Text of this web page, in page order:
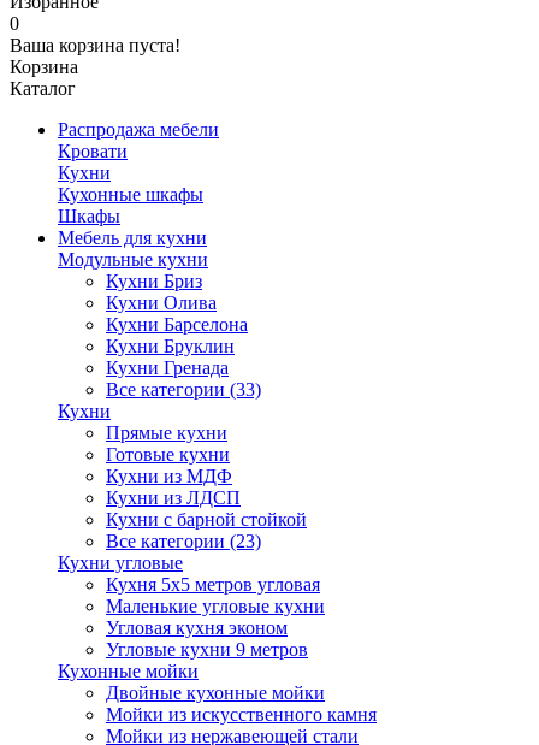
0
Ваша корзина пуста!
Корзина
Каталог
Распродажа мебели
Кровати
Кухни
Кухонные шкафы
Шкафы
Мебель для кухни
Модульные кухни
Кухни Бриз
Кухни Олива
Кухни Барселона
Кухни Бруклин
Кухни Гренада
Все категории (33)
Кухни
Прямые кухни
Готовые кухни
Кухни из МДФ
Кухни из ЛДСП
Кухни с барной стойкой
Все категории (23)
Кухни угловые
Кухня 5х5 метров угловая
Маленькие угловые кухни
Угловая кухня эконом
Угловые кухни 9 метров
Кухонные мойки
Двойные кухонные мойки
Мойки из искусственного камня
Мойки из нержавеющей стали